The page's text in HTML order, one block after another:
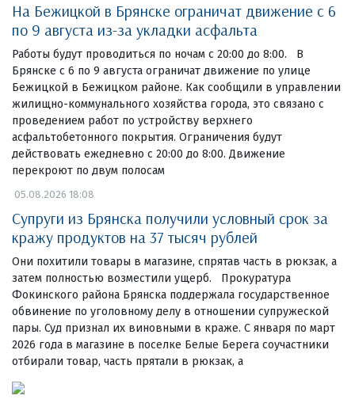
На Бежицкой в Брянске ограничат движение с 6
по 9 августа из-за укладки асфальта
Работы будут проводиться по ночам с 20:00 до 8:00. В
Брянске с 6 по 9 августа ограничат движение по улице
Бежицкой в Бежицком районе. Как сообщили в управлении
жилищно-коммунального хозяйства города, это связано с
проведением работ по устройству верхнего
асфальтобетонного покрытия. Ограничения будут
действовать ежедневно с 20:00 до 8:00. Движение
перекроют по двум полосам
05.08.2026 18:08
Супруги из Брянска получили условный срок за
кражу продуктов на 37 тысяч рублей
Они похитили товары в магазине, спрятав часть в рюкзак, а
затем полностью возместили ущерб. Прокуратура
Фокинского района Брянска поддержала государственное
обвинение по уголовному делу в отношении супружеской
пары. Суд признал их виновными в краже. С января по март
2026 года в магазине в поселке Белые Берега соучастники
отбирали товар, часть прятали в рюкзак, а